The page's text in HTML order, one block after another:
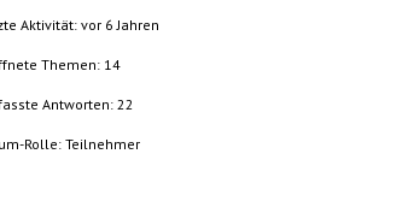
Aktivität: vor 6 Jahren
Themen: 14
Antworten: 22
Rolle: Teilnehmer